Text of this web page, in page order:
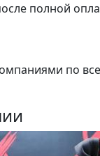
полной
по